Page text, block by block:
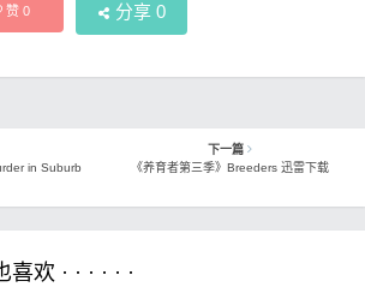
赞0 分享 0
in Suburb
下一篇
《养育者第三季》Breeders 迅雷下载
欢 · · · · · ·